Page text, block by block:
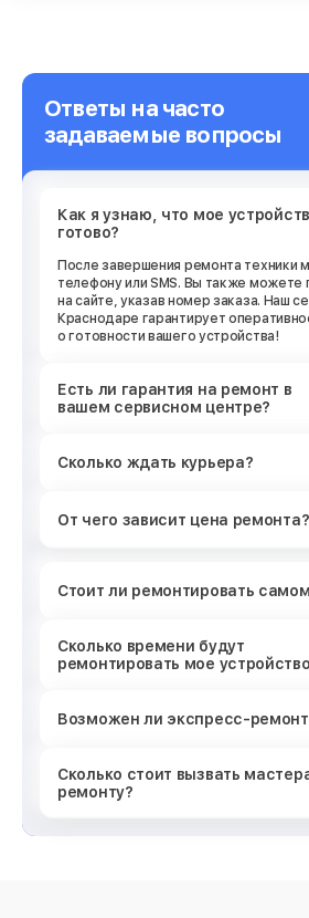
Ответы на часто
задаваемые вопросы
Как я узнаю, что мое
готово?
После завершения ремонта техники
телефону или SMS. Вы также можете
на сайте, указав номер заказа. Наш
Краснодаре гарантирует
о готовности вашего устройства!
Есть ли гарантия на ремонт в
вашем сервисном центре?
Сколько ждать курьера?
От чего зависит цена ремонта?
Стоит ли ремонтировать
Сколько времени будут
ремонтировать мое
Возможен ли экспресс-
Сколько стоит вызвать
ремонту?